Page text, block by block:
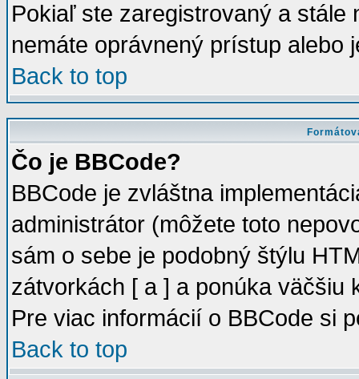
Pokiaľ ste zaregistrovaný a
nemáte oprávnený prístup alebo
Back to top
Čo je BBCode?
BBCode je zvláštna
administrátor (môžete toto
sám o sebe je podobný štýlu
zátvorkách [ a ] a ponúka väčšiu
Pre viac informácií o BBCode si
Back to top